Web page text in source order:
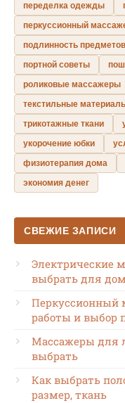
переделка одежды
перкуссионный
подлинность предметов
портной советы
роликовые массажеры
текстильные
трикотажные ткани
укорочение юбки
физиотерапия дома
экономия денег
СВЕЖИЕ ЗАПИСИ
Электрические
выбрать для
Перкуссионный
работы и выбор
Массажеры для
выбрать
Как выбрать
размер, ткань